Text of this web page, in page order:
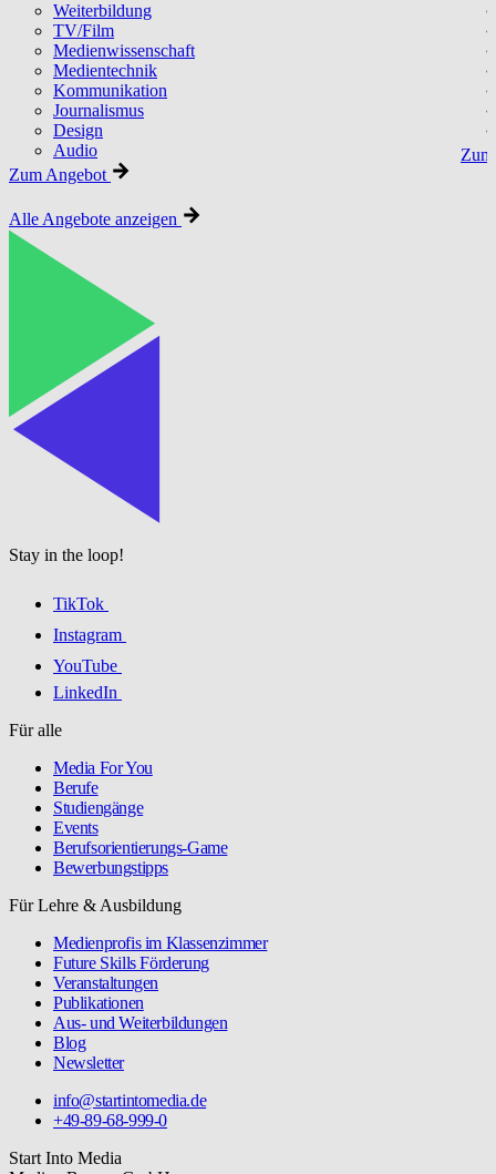
Weiterbildung
TV/Film
Medienwissenschaft
Medientechnik
Kommunikation
Journalismus
Design
Audio
Zum Angebot
Alle Angebote anzeigen
Stay in the loop!
TikTok
Instagram
YouTube
LinkedIn
Für alle
Media For You
Berufe
Studiengänge
Events
Berufsorientierungs-Game
Bewerbungstipps
Für Lehre & Ausbildung
Medienprofis im Klassenzimmer
Future Skills Förderung
Veranstaltungen
Publikationen
Aus- und Weiterbildungen
Blog
Newsletter
info@startintomedia.de
+49-89-68-999-0
Start Into Media